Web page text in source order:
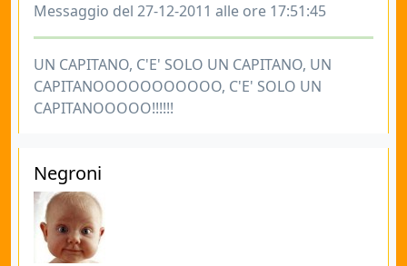
Messaggio del 27-12-2011 alle ore 17:51:45
UN CAPITANO, C'E' SOLO UN CAPITANO, UN
CAPITANOOOOOOOOOOO, C'E' SOLO UN
CAPITANOOOOO!!!!!!
Negroni